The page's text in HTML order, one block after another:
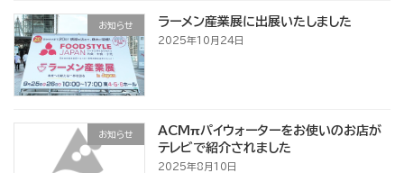
お知らせ ラーメン産業展に出展いたしました
2025年10月24日
お知らせ
ACMπパイウォーターをお使いのお店が
テレビで紹介されました
2025年8月10日